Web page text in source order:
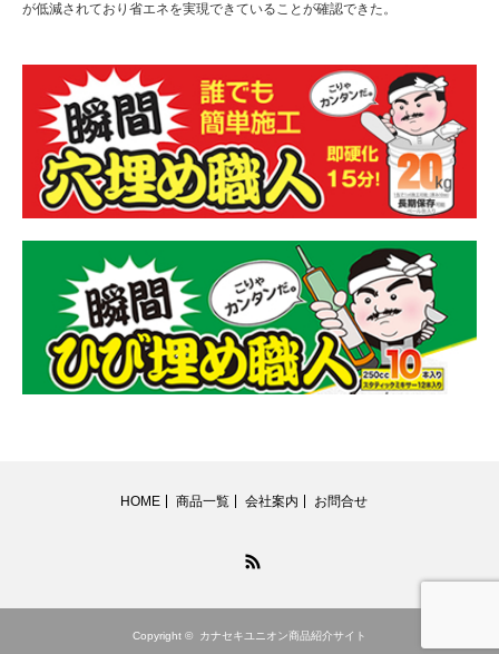
が低減されており省エネを実現できていることが確認できた。
HOME 商品一覧 会社案内 お問合せ
Copyright © カナセキユニオン商品紹介サイト